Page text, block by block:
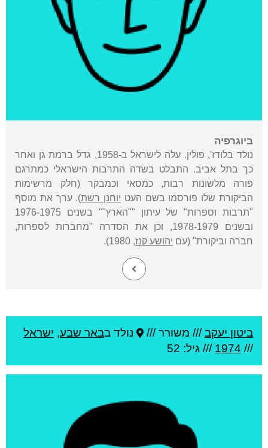
ביוגרפיה
נולד בלודז', פולין. עלה לישראל ב-1958, גדל ברמת גן ואחר
כך בתל אביב. התבלט בשדה התרבות הישראלי כמתרגם
פורה מלשונות רבות, כמסאי וכמבקר (חלק מרשימות
הביקורת שלו פורסמו בשם העט יוחנן רשת). ערך את מוסף
"תרבות וספרות" של עיתון ""הארץ"" בשנים 1976-1975
ובשנים 1978-1979, וכן את הסדרה "מחברות לספרות,
חברה וביקורת" (עם יהושע קנז, 1980).
ביטון יעקב/// משורר /// נולד בבאר שבע, ישראל
///
1974 /// גיל: 52